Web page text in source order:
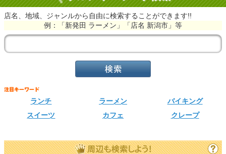
店名、地域、ジャンルから自由に検索することができます!!
例：「新発田 ラーメン」「店名 新潟市」等
ランチ ラーメン
バイキング
スイーツ
カフェ クレープ